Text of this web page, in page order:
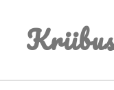
content